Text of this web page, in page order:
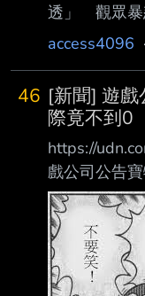
透」 觀眾暴
14:53 記者陳
Day）席捲全
實版大亂鬥
斷向女伴劇
迅速升級為
網路瘋傳。
4名觀眾滿心
後發現旁 邊
先看過一次
access4096 ·
46 [新聞] 遊
際竟不到0
https://
戲公司公告
…法院判賠
袁志豪 ／台
推出的抽寶
20，他花費
計算機率僅